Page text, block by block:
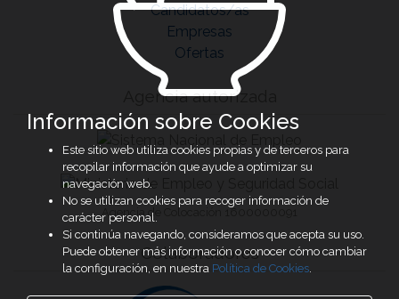
Candidatos/as
Empresas
Ofertas
Agencia autorizada
Agencia de Colocación 1600000091
Colaboradores
Información sobre Cookies
Este sitio web utiliza cookies propias y de terceros para
recopilar información que ayude a optimizar su
navegación web.
No se utilizan cookies para recoger información de
carácter personal.
Si continúa navegando, consideramos que acepta su uso.
Puede obtener más información o conocer cómo cambiar
la configuración, en nuestra Política de Cookies.